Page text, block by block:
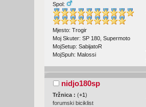
Spol:
Mjesto: Trogir
Moj Skuter: SP 180, Supermoto
MojSetup: SabijatoR
MojSpuh: Malossi
nidjo180sp
Tržnica :(+1)
forumski biciklist